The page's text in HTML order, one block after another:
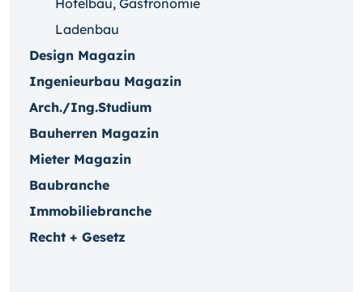
Hotelbau, Gastronomie
Ladenbau
Design Magazin
Ingenieurbau Magazin
Arch./Ing.Studium
Bauherren Magazin
Mieter Magazin
Baubranche
Immobiliebranche
Recht + Gesetz